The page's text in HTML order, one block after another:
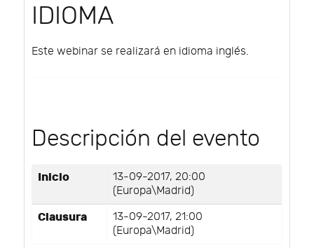
IDIOMA
Este webinar se realizará en idioma inglés.
Descripción del evento
Inicio
13-09-2017, 20:00
(Europa\Madrid)
Clausura
13-09-2017, 21:00
(Europa\Madrid)